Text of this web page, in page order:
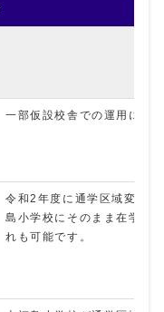
一部仮設校舎での運用にな
令和2年度に通学区域変更
島小学校にそのまま在学す
れも可能です。